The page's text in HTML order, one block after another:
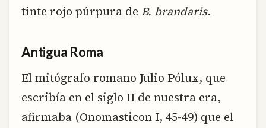
tinte rojo púrpura de B. brandaris.
Antigua Roma
El mitógrafo romano Julio Pólux, que
escribía en el siglo II de nuestra era,
afirmaba (Onomasticon I, 45-49) que el